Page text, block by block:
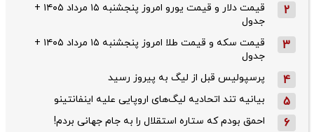
2
قیمت دلار و قیمت یورو امروز پنجشنبه ۱۵ مرداد ۱۴۰۵ +
جدول
3
قیمت سکه و قیمت طلا امروز پنجشنبه ۱۵ مرداد ۱۴۰۵ +
جدول
4 پرسپولیس قبل از لیگ به پیروز رسید
5 بیانیه تند اتحادیه لیگ‌های اروپایی علیه اینفانتینو
6 احمق بودم که ستاره استقلال را به جام جهانی بردم!